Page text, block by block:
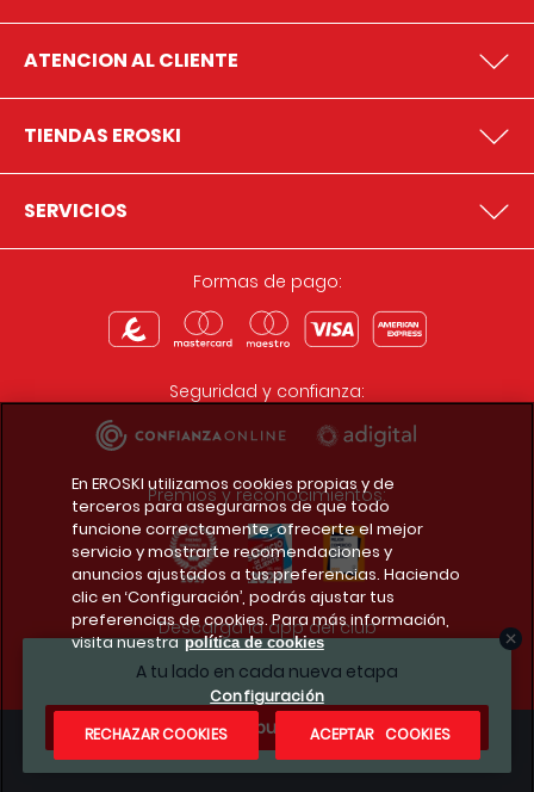
A tu lado en cada nueva etapa
¿Te apuntas?
ATENCION AL CLIENTE
TIENDAS EROSKI
SERVICIOS
Formas de pago:
Seguridad y confianza:
Premios y reconocimientos:
Descarga la app del club
Condiciones legales
En EROSKI utilizamos cookies propias y de
terceros para asegurarnos de que todo
funcione correctamente, ofrecerte el mejor
servicio y mostrarte recomendaciones y
anuncios ajustados a tus preferencias. Haciendo
clic en ‘Configuración’, podrás ajustar tus
preferencias de cookies. Para más información,
visita nuestra política de cookies
Configuración
RECHAZAR COOKIES
ACEPTAR COOKIES